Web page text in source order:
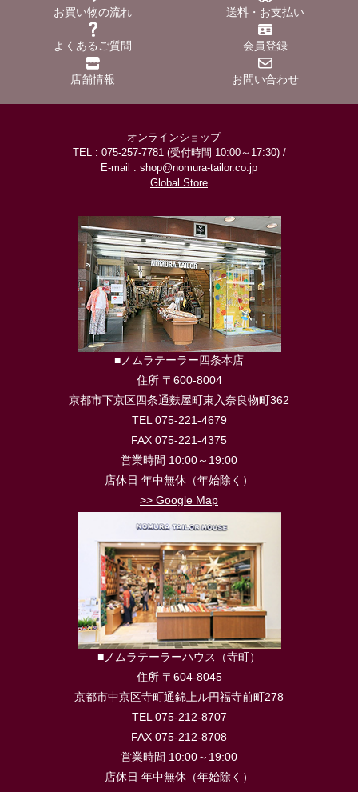
お買い物の流れ 送料・お支払い
よくあるご質問 会員登録
店舗情報 お問い合わせ
オンラインショップ
TEL : 075-257-7781 (受付時間 10:00～17:30) /
E-mail : shop@nomura-tailor.co.jp
Global Store
■ノムラテーラー四条本店
住所 〒600-8004
京都市下京区四条通麩屋町東入奈良物町362
TEL 075-221-4679
FAX 075-221-4375
営業時間 10:00～19:00
店休日 年中無休（年始除く）
>> Google Map
■ノムラテーラーハウス（寺町）
住所 〒604-8045
京都市中京区寺町通錦上ル円福寺前町278
TEL 075-212-8707
FAX 075-212-8708
営業時間 10:00～19:00
店休日 年中無休（年始除く）